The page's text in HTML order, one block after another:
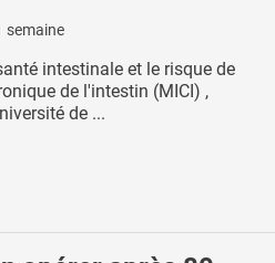
semaine
intestinale et le risque de
de l'intestin (MICI) ,
de ...